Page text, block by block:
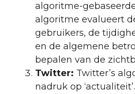
algoritme-
algoritme evalueert
gebruikers, de
en de algemene
bepalen van de
Twitter: Twitter’s
nadruk op